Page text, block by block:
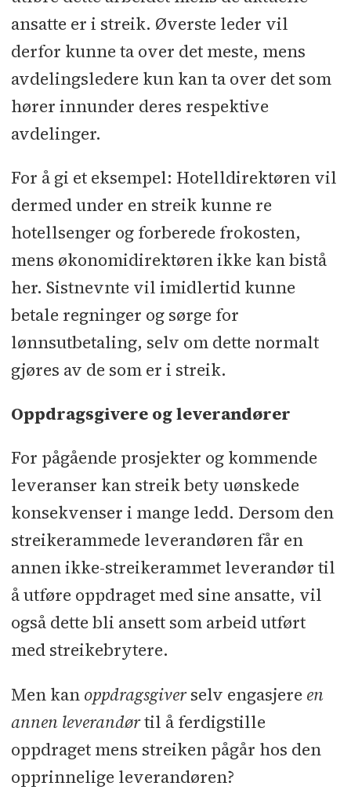
ansatte er i streik. Øverste leder vil
derfor kunne ta over det meste, mens
avdelingsledere kun kan ta over det som
hører innunder deres respektive
avdelinger.
For å gi et eksempel: Hotelldirektøren vil
dermed under en streik kunne re
hotellsenger og forberede frokosten,
mens økonomidirektøren ikke kan bistå
her. Sistnevnte vil imidlertid kunne
betale regninger og sørge for
lønnsutbetaling, selv om dette normalt
gjøres av de som er i streik.
Oppdragsgivere og leverandører
For pågående prosjekter og kommende
leveranser kan streik bety uønskede
konsekvenser i mange ledd. Dersom den
streikerammede leverandøren får en
annen ikke-streikerammet leverandør til
å utføre oppdraget med sine ansatte, vil
også dette bli ansett som arbeid utført
med streikebrytere.
Men kan oppdragsgiverselv engasjere en
annen leverandørtil å ferdigstille
oppdraget mens streiken pågår hos den
opprinnelige leverandøren?